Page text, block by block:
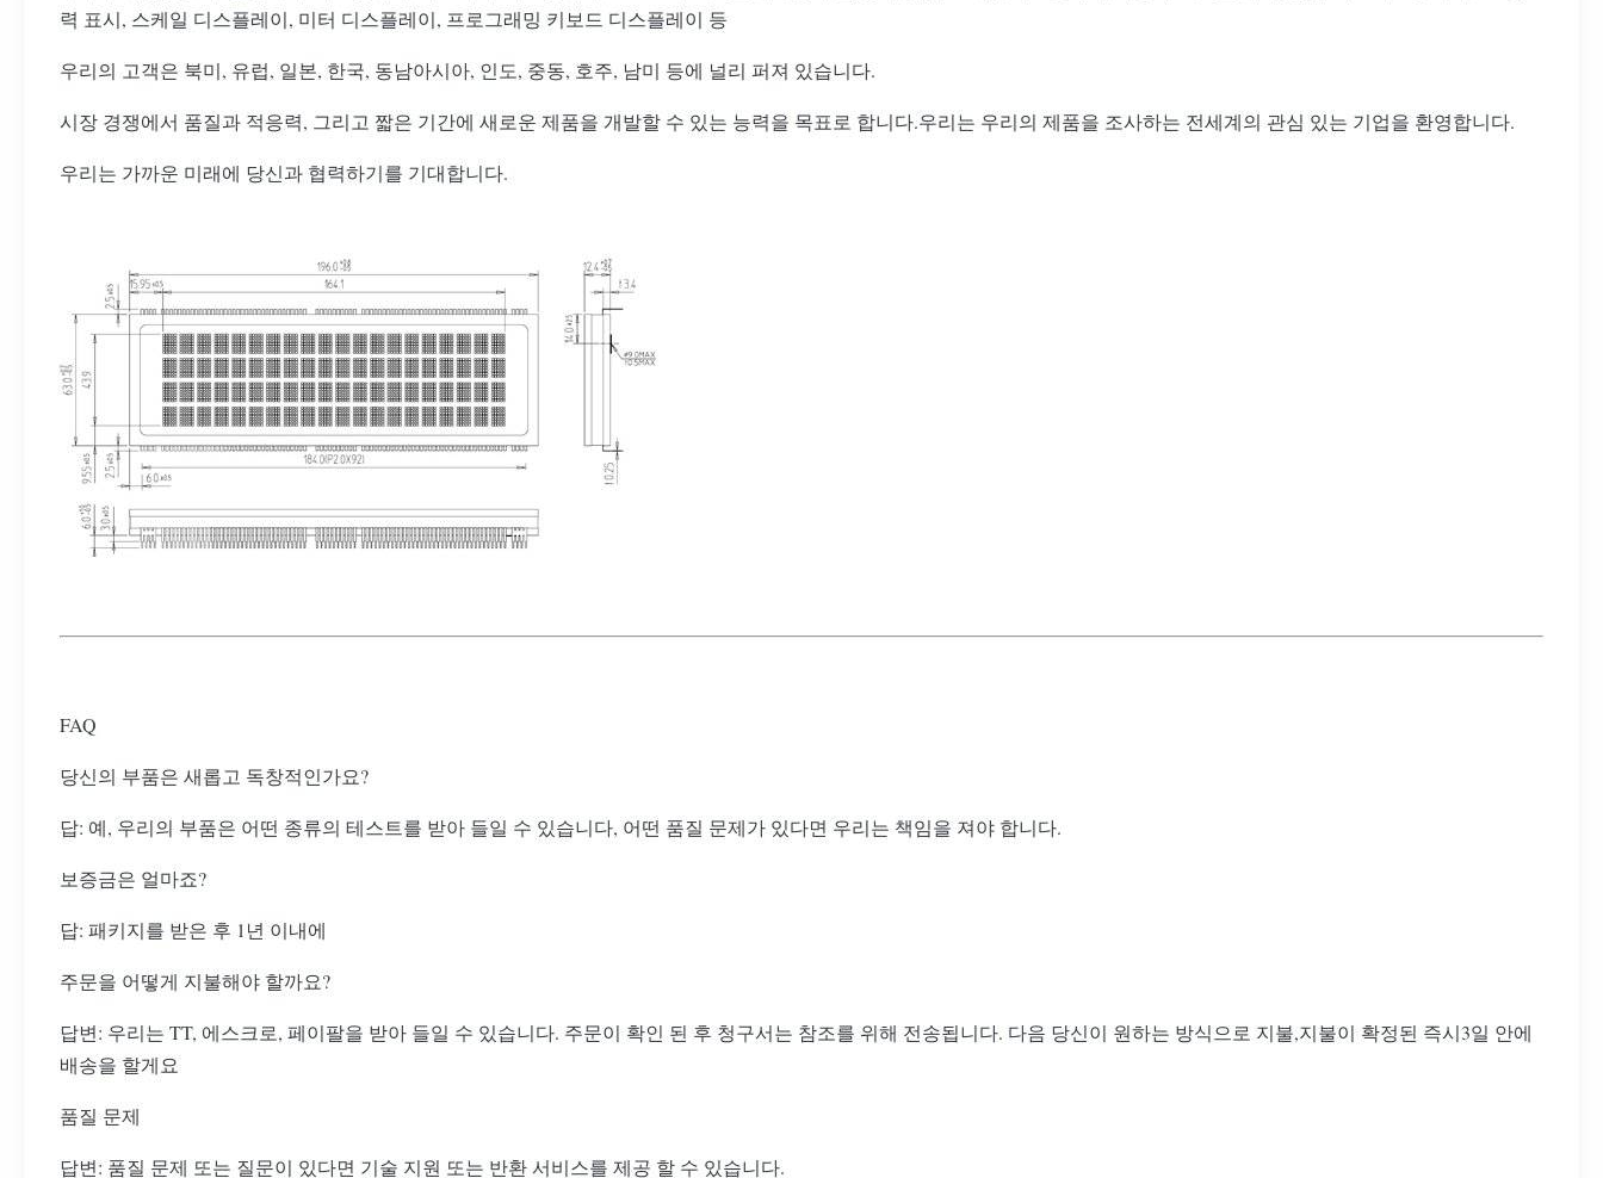
력 표시, 스케일 디스플레이, 미터 디스플레이, 프로그래밍 키보드 디스플레이 등
우리의 고객은 북미, 유럽, 일본, 한국, 동남아시아, 인도, 중동, 호주, 남미 등에 널리 퍼져 있습니다.
시장 경쟁에서 품질과 적응력, 그리고 짧은 기간에 새로운 제품을 개발할 수 있는 능력을 목표로 합니다.우리는 우리의 제품을 조사하는 전세계의 관심 있는 기업을 환영합니다.
우리는 가까운 미래에 당신과 협력하기를 기대합니다.
FAQ
당신의 부품은 새롭고 독창적인가요?
답: 예, 우리의 부품은 어떤 종류의 테스트를 받아 들일 수 있습니다, 어떤 품질 문제가 있다면 우리는 책임을 져야 합니다.
보증금은 얼마죠?
답: 패키지를 받은 후 1년 이내에
주문을 어떻게 지불해야 할까요?
답변: 우리는 TT, 에스크로, 페이팔을 받아 들일 수 있습니다. 주문이 확인 된 후 청구서는 참조를 위해 전송됩니다. 다음 당신이 원하는 방식으로 지불,지불이 확정된 즉시3일 안에
배송을 할게요
품질 문제
답변: 품질 문제 또는 질문이 있다면 기술 지원 또는 반환 서비스를 제공 할 수 있습니다.